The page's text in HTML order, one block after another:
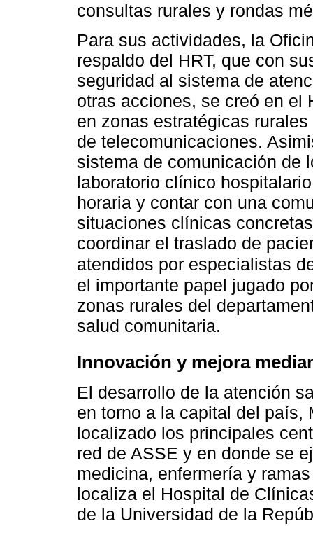
consultas rurales y rondas
Para sus actividades, la
respaldo del HRT, que con
seguridad al sistema de
otras acciones, se creó en el
en zonas estratégicas
de telecomunicaciones.
sistema de comunicación de
laboratorio clínico
horaria y contar con una
situaciones clínicas
coordinar el traslado de
atendidos por especialistas
el importante papel jugado
zonas rurales del
salud comunitaria.
Innovación y mejora
El desarrollo de la atención
en torno a la capital del país,
localizado los principales
red de ASSE y en donde se
medicina, enfermería y
localiza el Hospital de
de la Universidad de la